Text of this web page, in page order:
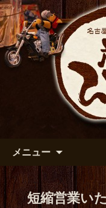
名古屋市
ひとりご
出張や観光
す
メニュー
短縮営業い